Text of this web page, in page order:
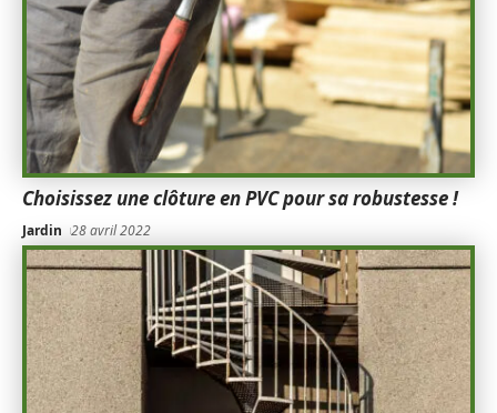
Choisissez une clôture en PVC pour sa robustesse !
Jardin 28 avril 2022